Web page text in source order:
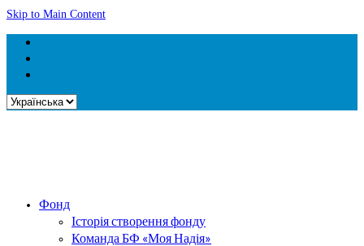
Skip to Main Content
Вибрати
Фонд
Історія створення фонду
Команда БФ «Моя Надія»